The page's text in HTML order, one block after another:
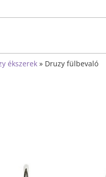
ékszerek » Druzy fülbevaló